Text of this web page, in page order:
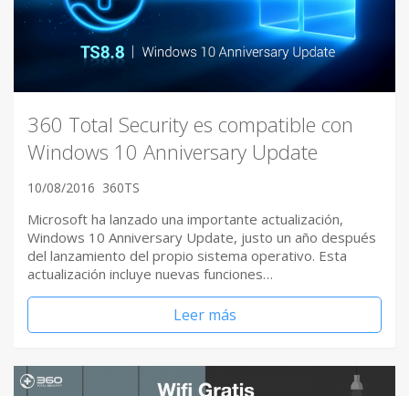
360 Total Security es compatible con
Windows 10 Anniversary Update
10/08/2016 360TS
Microsoft ha lanzado una importante actualización,
Windows 10 Anniversary Update, justo un año después
del lanzamiento del propio sistema operativo. Esta
actualización incluye nuevas funciones…
Leer más